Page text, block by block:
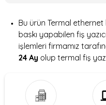
Bu ürün Termal ethernet
baskı yapabilen fiş
işlemleri firmamız
24 Ay olup termal fiş